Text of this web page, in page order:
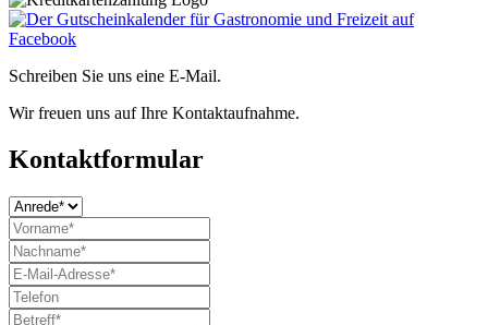
Schreiben Sie uns eine E-Mail.
Wir freuen uns auf Ihre Kontaktaufnahme.
Kontaktformular